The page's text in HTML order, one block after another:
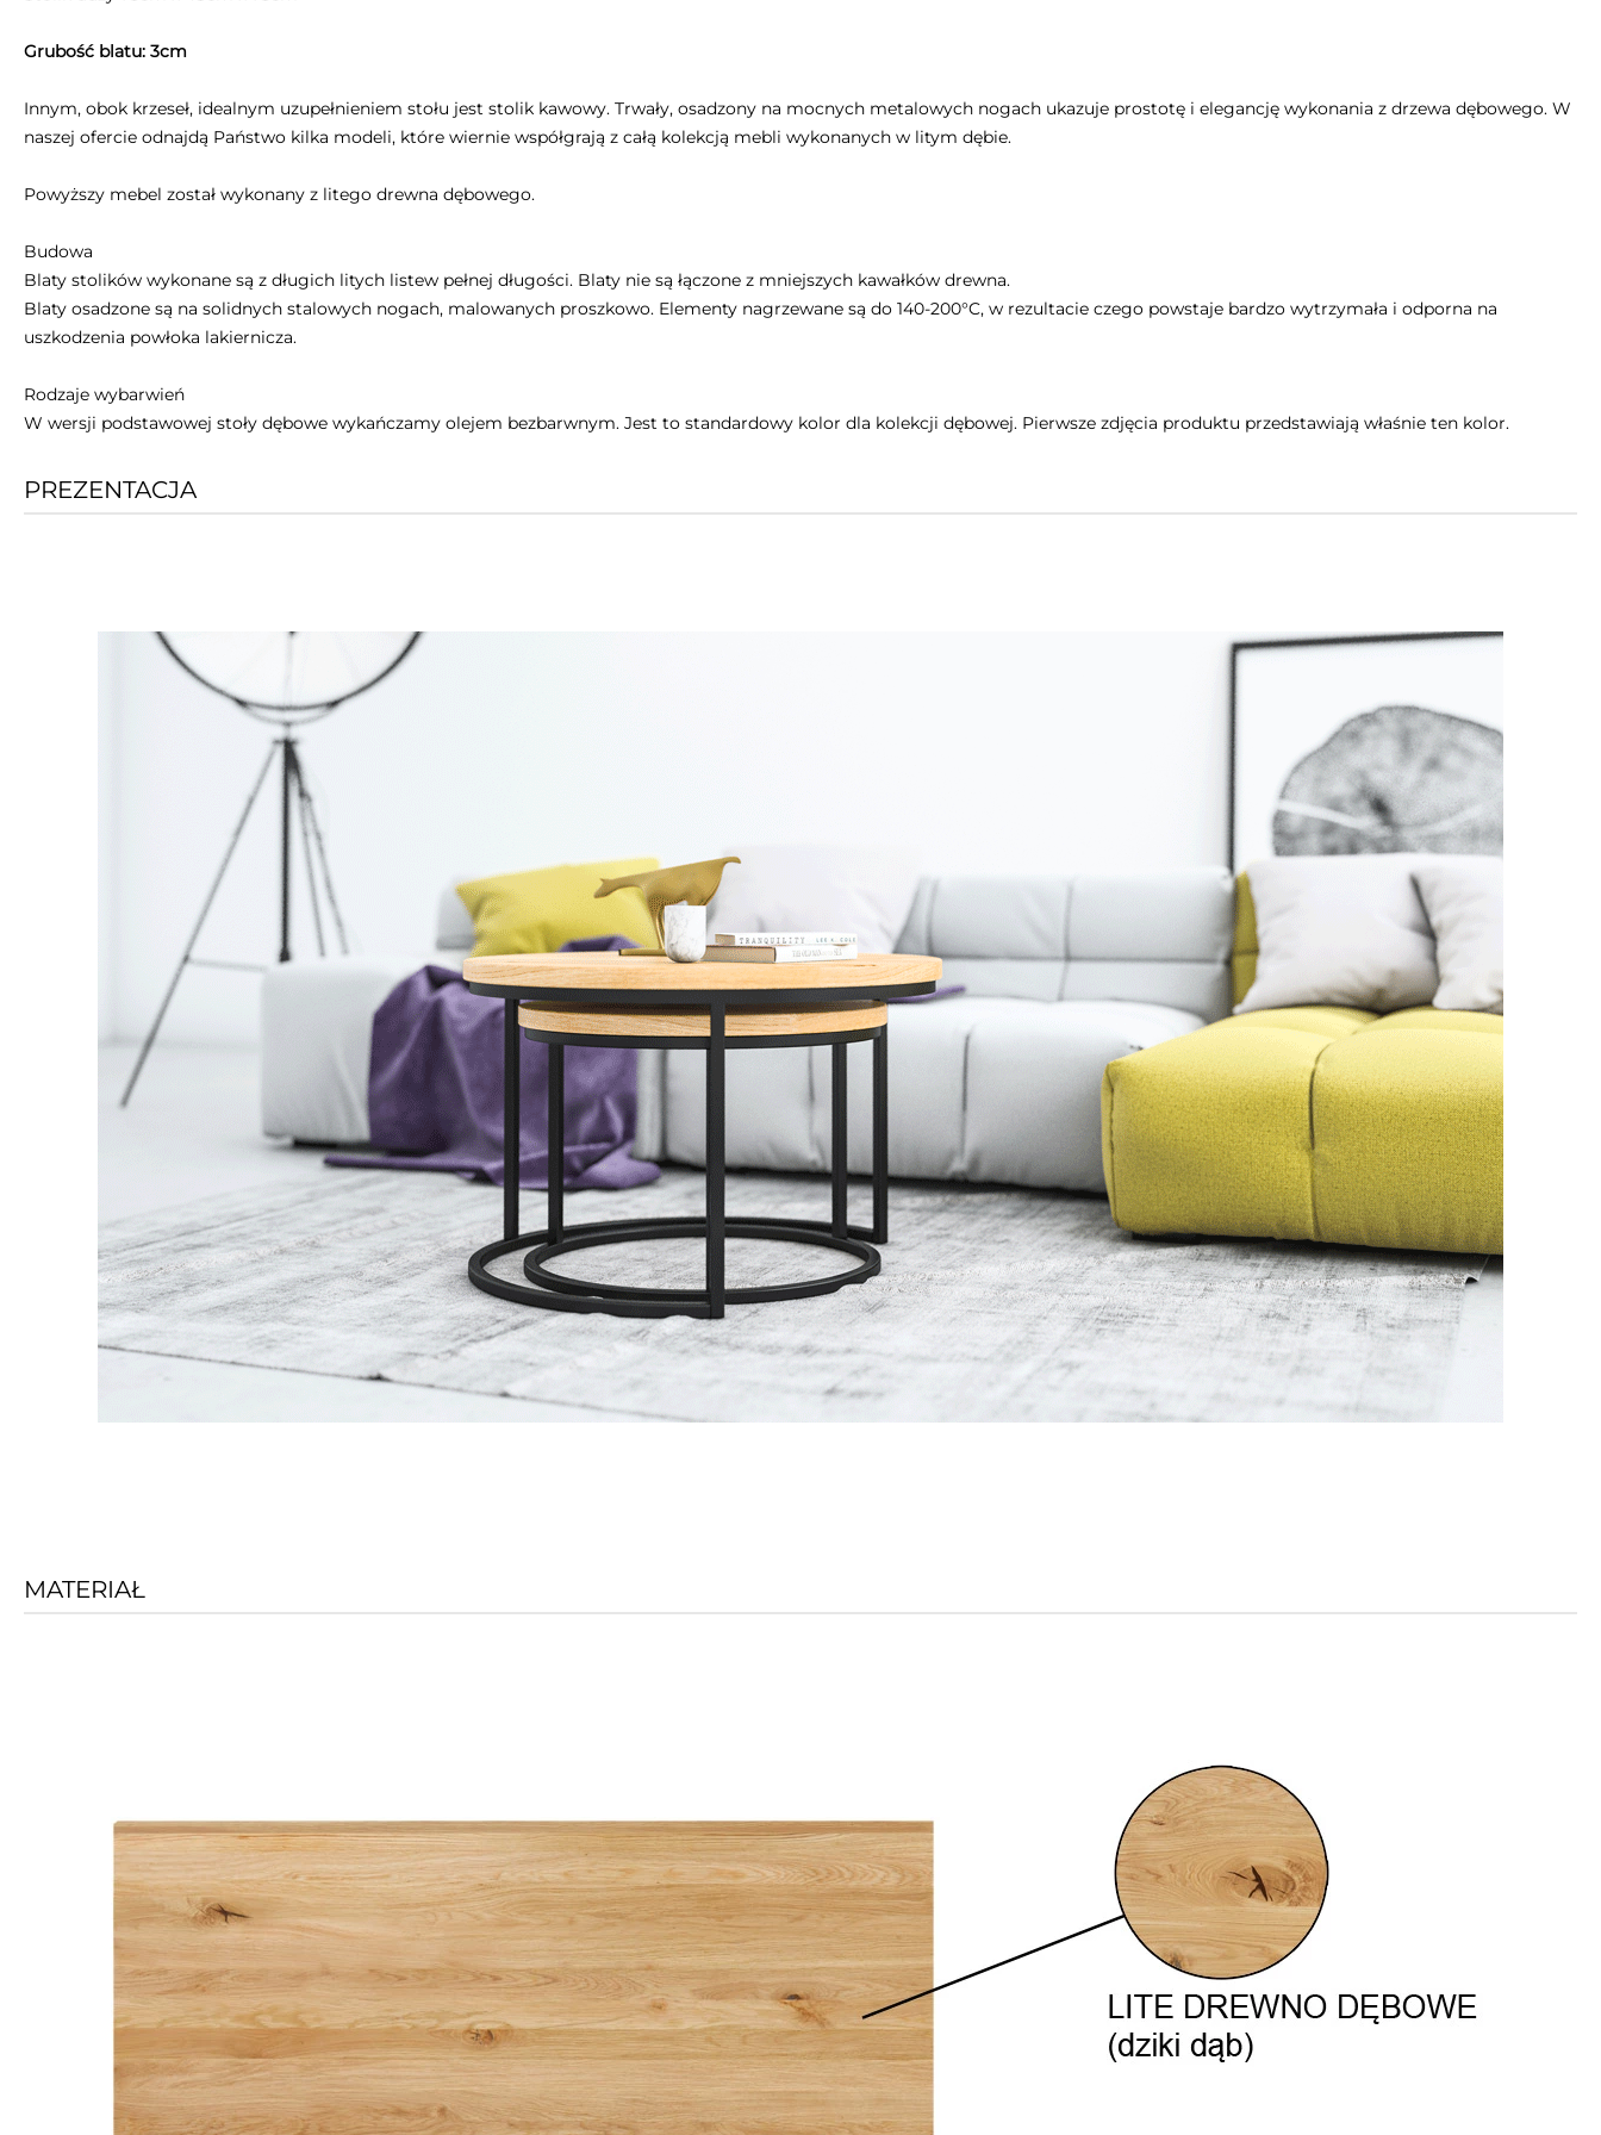
Grubość blatu: 3cm
Innym, obok krzeseł, idealnym uzupełnieniem stołu jest stolik kawowy. Trwały, osadzony na mocnych metalowych nogach ukazuje prostotę i elegancję wykonania z drzewa dębowego. W
naszej ofercie odnajdą Państwo kilka modeli, które wiernie współgrają z całą kolekcją mebli wykonanych w litym dębie.
Powyższy mebel został wykonany z litego drewna dębowego.
Budowa
Blaty stolików wykonane są z długich litych listew pełnej długości. Blaty nie są łączone z mniejszych kawałków drewna.
Blaty osadzone są na solidnych stalowych nogach, malowanych proszkowo. Elementy nagrzewane są do 140-200°C, w rezultacie czego powstaje bardzo wytrzymała i odporna na
uszkodzenia powłoka lakiernicza.
Rodzaje wybarwień
W wersji podstawowej stoły dębowe wykańczamy olejem bezbarwnym. Jest to standardowy kolor dla kolekcji dębowej. Pierwsze zdjęcia produktu przedstawiają właśnie ten kolor.
PREZENTACJA
MATERIAŁ